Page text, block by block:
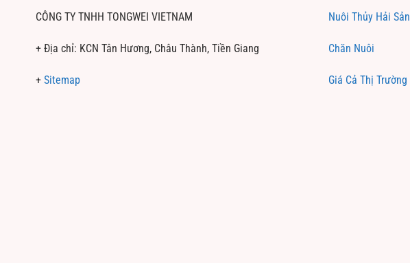
CÔNG TY TNHH TONGWEI VIETNAM
+ Địa chỉ: KCN Tân Hương, Châu Thành, Tiền Giang
+ Sitemap
Nuôi Thủy Hải Sản
Chăn Nuôi
Giá Cả Thị Trường